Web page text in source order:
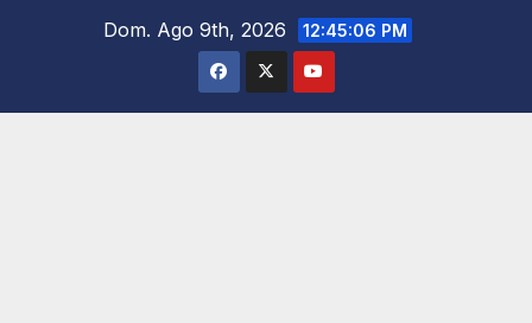
Dom. Ago 9th, 2026 12:45:07 PM